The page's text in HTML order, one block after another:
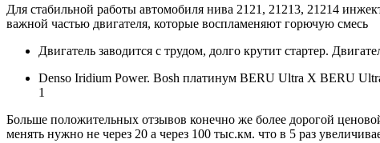
Для стабильной работы автомобиля нива 2121, 21213, 21214
важной частью двигателя, которые воспламеняют горючую смесь
Двигатель заводится с трудом, долго крутит стартер.
Denso Iridium Power. Bosh платинум BERU Ultra X BERU
1
Больше положительных отзывов конечно же более дорогой
менять нужно не через 20 а через 100 тыс.км. что в 5 раз